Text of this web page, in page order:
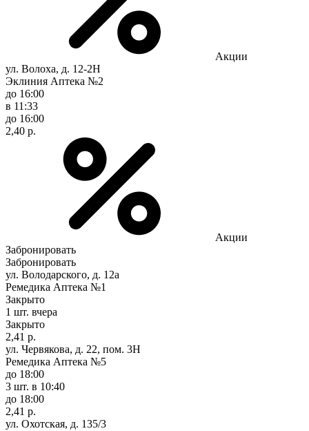
Акции
ул. Волоха, д. 12-2Н
Эклиния Аптека №2
до 16:00
в 11:33
до 16:00
2,40 р.
Акции
Забронировать
Забронировать
ул. Володарского, д. 12а
Ремедика Аптека №1
Закрыто
1 шт. вчера
Закрыто
2,41 р.
ул. Червякова, д. 22, пом. 3Н
Ремедика Аптека №5
до 18:00
3 шт. в 10:40
до 18:00
2,41 р.
ул. Охотская, д. 135/3